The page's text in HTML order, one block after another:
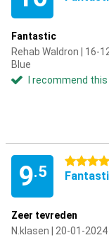
Fantastic
Rehab Waldron | 16-
Blue
I recommend
9.5
5 stars
Zeer tevreden
N.klasen | 20-01-